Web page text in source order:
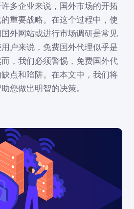
多企业来说，国外市场的开拓
重要战略。在这个过程中，使
外网站或进行市场调研是常见
户来说，免费国外代理似乎是
，我们必须警惕，免费国外代
点和陷阱。在本文中，我们将
您做出明智的决策。